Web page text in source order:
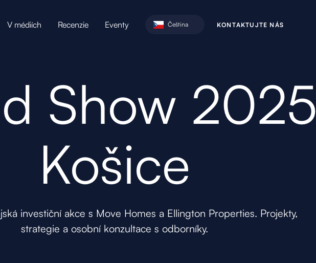
V médiích Recenzie Eventy Čeština KONTAKTUJTE NÁS
Show 2025
Košice
investiční akce s Move Homes a Ellington Properties. Projekty,
strategie a osobní konzultace s odborníky.